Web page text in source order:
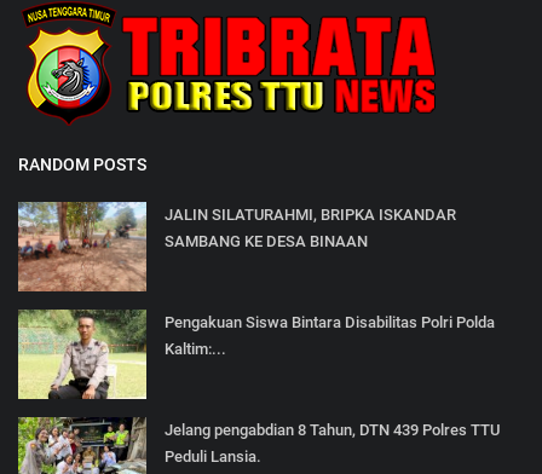
RANDOM POSTS
JALIN SILATURAHMI, BRIPKA ISKANDAR
SAMBANG KE DESA BINAAN
Pengakuan Siswa Bintara Disabilitas Polri Polda
Kaltim:...
Jelang pengabdian 8 Tahun, DTN 439 Polres TTU
Peduli Lansia.